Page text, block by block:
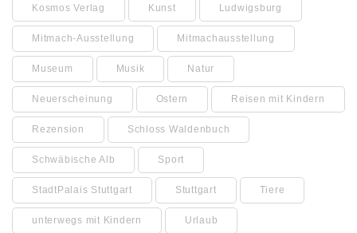
Kosmos Verlag Kunst Ludwigsburg
Mitmach-Ausstellung Mitmachausstellung
Museum Musik Natur
Neuerscheinung Ostern Reisen mit Kindern
Rezension Schloss Waldenbuch
Schwäbische Alb Sport
StadtPalais Stuttgart Stuttgart Tiere
unterwegs mit Kindern Urlaub